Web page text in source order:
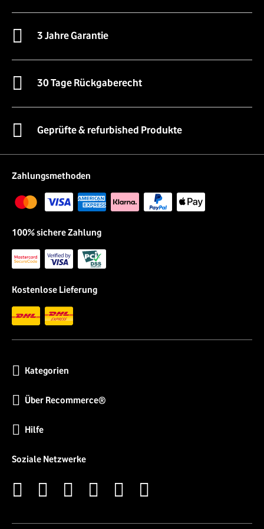
3 Jahre Garantie
30 Tage Rückgaberecht
Geprüfte & refurbished Produkte
Zahlungsmethoden
100% sichere Zahlung
Kostenlose Lieferung
Kategorien
Über Recommerce®
Hilfe
Soziale Netzwerke